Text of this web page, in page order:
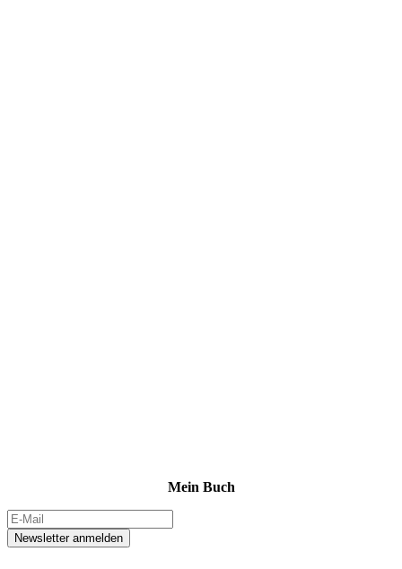
Mein Buch
Newsletter anmelden